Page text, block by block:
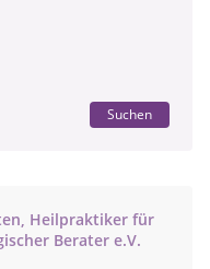
Suchen
Heilpraktiker für
Berater e.V.